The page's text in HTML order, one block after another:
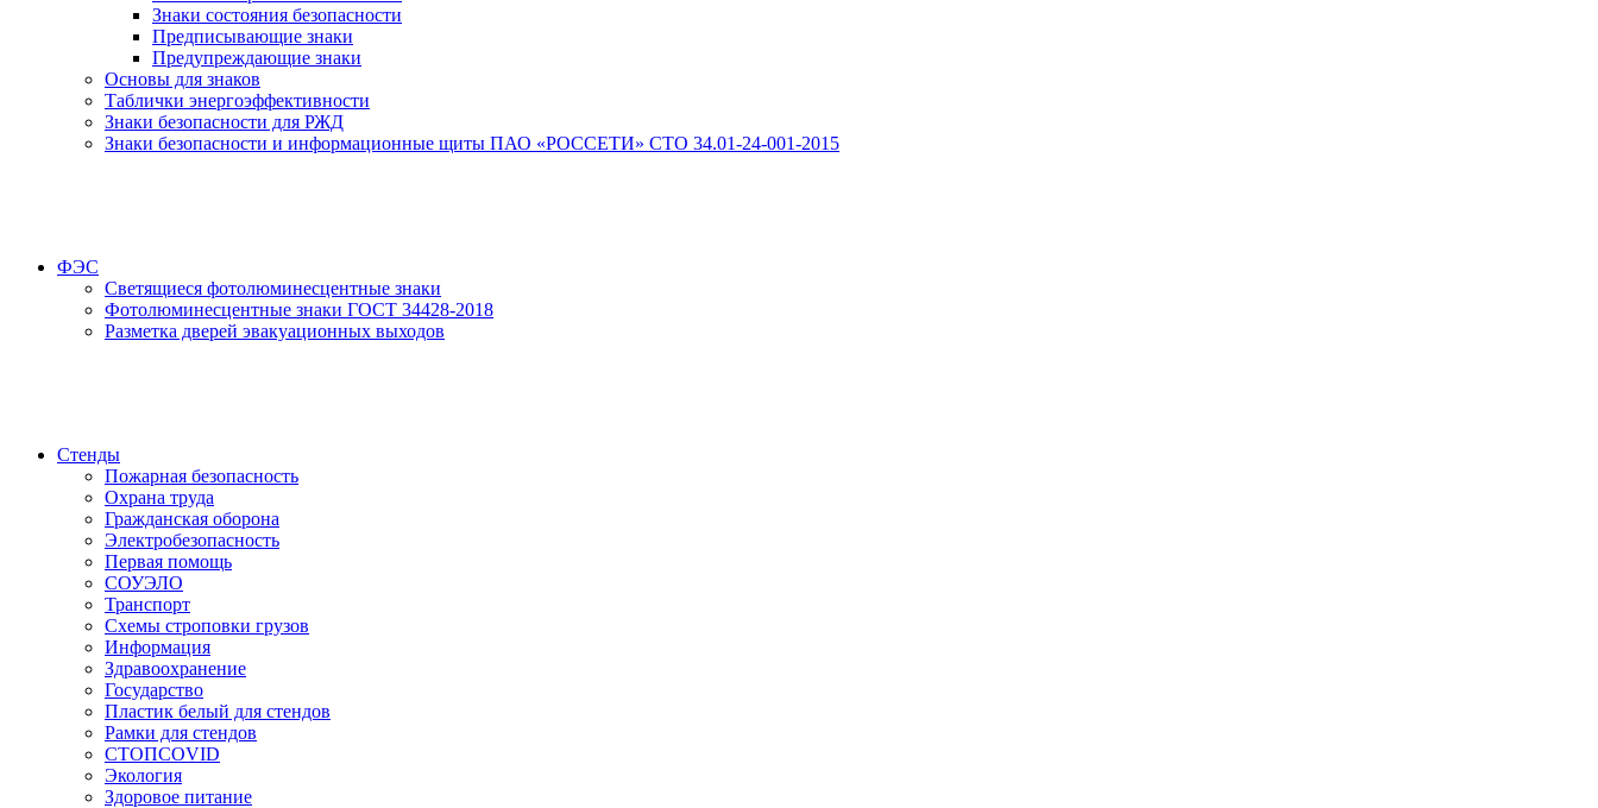
Знаки состояния безопасности
Предписывающие знаки
Предупреждающие знаки
Основы для знаков
Таблички энергоэффективности
Знаки безопасности для РЖД
Знаки безопасности и информационные щиты ПАО «РОССЕТИ» СТО 34.01-24-001-2015
ФЭС
Светящиеся фотолюминесцентные знаки
Фотолюминесцентные знаки ГОСТ 34428-2018
Разметка дверей эвакуационных выходов
Стенды
Пожарная безопасность
Охрана труда
Гражданская оборона
Электробезопасность
Первая помощь
СОУЭЛО
Транспорт
Схемы строповки грузов
Информация
Здравоохранение
Государство
Пластик белый для стендов
Рамки для стендов
СТОПCOVID
Экология
Здоровое питание